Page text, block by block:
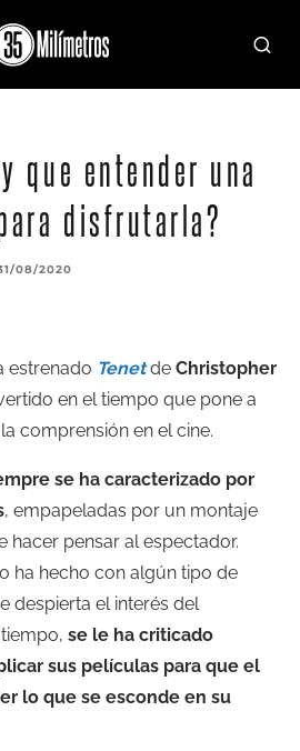
que entender una
disfrutarla?
08/2020
estrenado Tenet de Christopher
en el tiempo que pone a
comprensión en el cine.
se ha caracterizado por
, empapeladas por un montaje
hacer pensar al espectador.
ha hecho con algún tipo de
despierta el interés del
se le ha criticado
sus películas para que el
lo que se esconde en su